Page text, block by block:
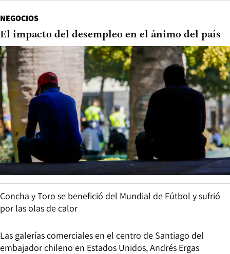
NEGOCIOS
El impacto del desempleo en el ánimo del país
Concha y Toro se benefició del Mundial de Fútbol y sufrió
por las olas de calor
Las galerías comerciales en el centro de Santiago del
embajador chileno en Estados Unidos, Andrés Ergas